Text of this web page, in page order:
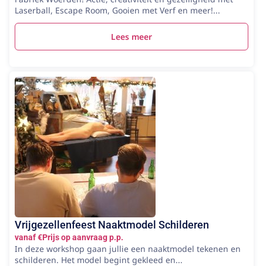
Laserball, Escape Room, Gooien met Verf en meer!...
Lees meer
Vrijgezellenfeest Naaktmodel Schilderen
vanaf €Prijs op aanvraag p.p.
In deze workshop gaan jullie een naaktmodel tekenen en
schilderen. Het model begint gekleed en...